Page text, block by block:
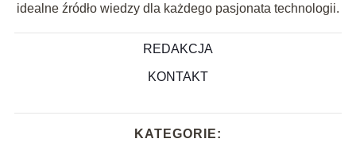
idealne źródło wiedzy dla każdego pasjonata technologii.
REDAKCJA
KONTAKT
KATEGORIE: